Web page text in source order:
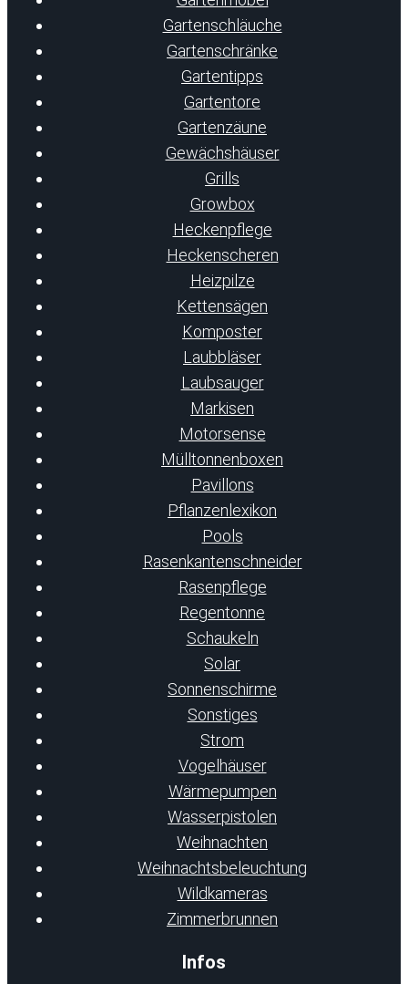
Gartenschläuche
Gartenschränke
Gartentipps
Gartentore
Gartenzäune
Gewächshäuser
Grills
Growbox
Heckenpflege
Heckenscheren
Heizpilze
Kettensägen
Komposter
Laubbläser
Laubsauger
Markisen
Motorsense
Mülltonnenboxen
Pavillons
Pflanzenlexikon
Pools
Rasenkantenschneider
Rasenpflege
Regentonne
Schaukeln
Solar
Sonnenschirme
Sonstiges
Strom
Vogelhäuser
Wärmepumpen
Wasserpistolen
Weihnachten
Weihnachtsbeleuchtung
Wildkameras
Zimmerbrunnen
Infos